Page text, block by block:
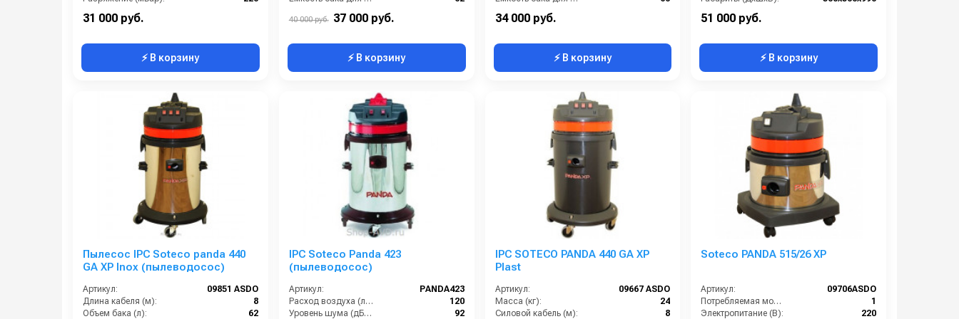
31 000 руб.
⚡ В корзину
40 000 руб. 37 000 руб.
⚡ В корзину
34 000 руб.
⚡ В корзину
51 000 руб.
⚡ В корзину
Пылесос IPC Soteco panda 440
GA XP Inox (пылеводосос)
Артикул:
09851 ASDO
Длина кабеля (м):
8
Объем бака (л):
62
IPC Soteco Panda 423
(пылеводосос)
Артикул:
PANDA423
Расход воздуха (л/сек):
120
Уровень шума (дБ(А)):
92
IPC SOTECO PANDA 440 GA XP
Plast
Артикул:
09667 ASDO
Масса (кг):
24
Силовой кабель (м):
8
Soteco PANDA 515/26 XP
Артикул:
09706ASDO
Потребляемая мощность (кВт):
1
Электропитание (В):
220